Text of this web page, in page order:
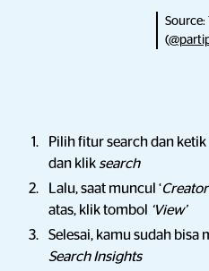
Source:
(
Pilih fitur search dan ketik
dan klik search
Lalu, saat muncul ‘
atas, klik tombol ‘View’
Selesai, kamu sudah bisa
Search Insights